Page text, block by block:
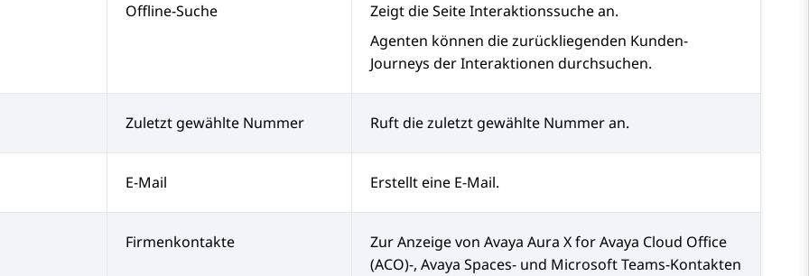
Offline-Suche Zeigt die SeiteInteraktionssuchean.
Agenten können die zurückliegenden Kunden-
Journeys der Interaktionen durchsuchen.
Zuletzt gewählte Nummer Ruft die zuletzt gewählte Nummer an.
E-Mail Erstellt eine E-Mail.
Firmenkontakte Zur Anzeige von Avaya Aura X for Avaya Cloud Office
(ACO)-, Avaya Spaces- und Microsoft Teams-Kontakten